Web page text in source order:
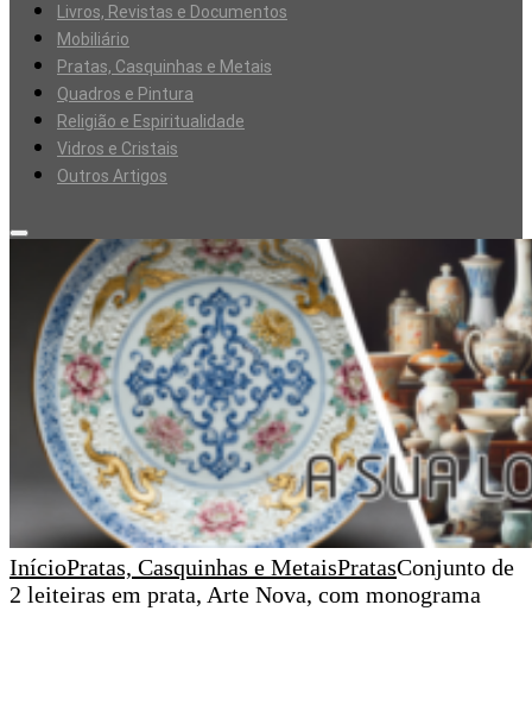
Livros, Revistas e Documentos
Mobiliário
Pratas, Casquinhas e Metais
Quadros e Pintura
Religião e Espiritualidade
Vidros e Cristais
Outros Artigos
InícioPratas, Casquinhas e MetaisPratasConjunto de
2 leiteiras em prata, Arte Nova, com monograma